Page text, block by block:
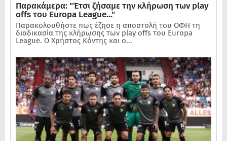
Παρακάμερα: "Έτσι ζήσαμε την κλήρωση των play
offs του Europa League..."
Παρακολουθήστε πως έζησε η αποστολή του ΟΦΗ τη
διαδικασία της κλήρωσης των play offs του Europa
League. Ο Χρήστος Κόντης και ο...